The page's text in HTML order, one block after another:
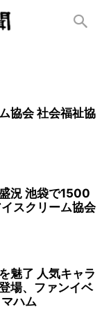
協会 社会福祉協
況 池袋で1500
スクリーム協会
魅了 人気キャラ
場、ファンイベ
ハム